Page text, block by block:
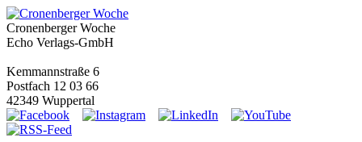
Cronenberger Woche
Echo Verlags-GmbH
Kemmannstraße 6
Postfach 12 03 66
42349 Wuppertal